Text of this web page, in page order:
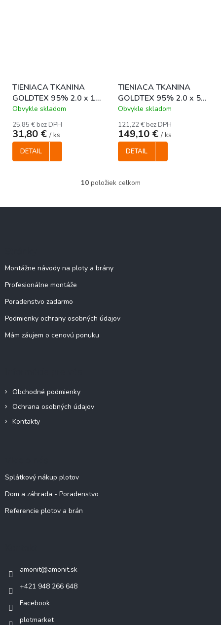
TIENIACA TKANINA
GOLDTEX 95% 2.0 x 10
m - ZELENÁ
Obvykle skladom
25,85 € bez DPH
31,80 € / ks
DETAIL
TIENIACA TKANINA
GOLDTEX 95% 2.0 x 50
m - ZELENÁ
Obvykle skladom
121,22 € bez DPH
149,10 € / ks
DETAIL
O
l
p
v
10položiek celkom
Montážne návody na ploty a brány
Profesionálne montáže
Poradenstvo zadarmo
Podmienky ochrany osobných údajov
Mám záujem o cenovú ponuku
Obchodné podmienky
Ochrana osobných údajov
Kontakty
Splátkový nákup plotov
Dom a záhrada - Poradenstvo
Referencie plotov a brán
amonit@amonit.sk
+421 948 266 648
Facebook
plotmarket